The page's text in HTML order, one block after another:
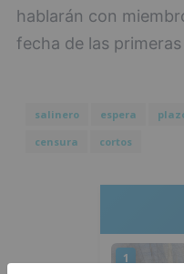
hablarán con
fecha de las
salinero espera
censura
cortos
1